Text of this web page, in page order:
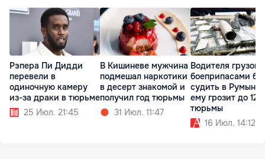
Рэпера Пи Дидди
перевели в
одиночную камеру
из-за драки в тюрьме
25 Июл. 21:45
В Кишиневе мужчина
подмешал наркотики
в десерт знакомой и
получил год тюрьмы
31 Июл. 11:47
Водителя
боеприпасами
судить в
ему грозит до 12
тюрьмы
16 Июл. 14:12